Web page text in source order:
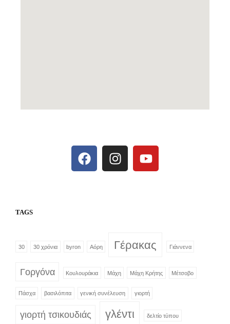
TAGS
30 30 χρόνια byron Αόρη Γέρακας Γιάννενα
Γοργόνα Κουλουράκια Μάχη Μάχη Κρήτης Μέτσοβο
Πάσχα βασιλόπιτα γενική συνέλευση γιορτή
γιορτή τσικουδιάς γλέντι δελτίο τύπου